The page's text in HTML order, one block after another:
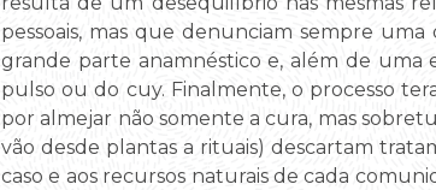
pessoais, mas que denunciam sempre
grande parte anamnéstico e, além de
pulso ou do cuy. Finalmente, o processo
por almejar não somente a cura, mas
vão desde plantas a rituais) descartam
caso e aos recursos naturais de cada